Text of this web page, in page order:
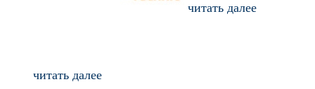
читать далее
читать далее